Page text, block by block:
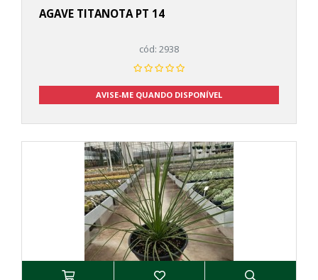
AGAVE TITANOTA PT 14
cód: 2938
AVISE-ME QUANDO DISPONÍVEL